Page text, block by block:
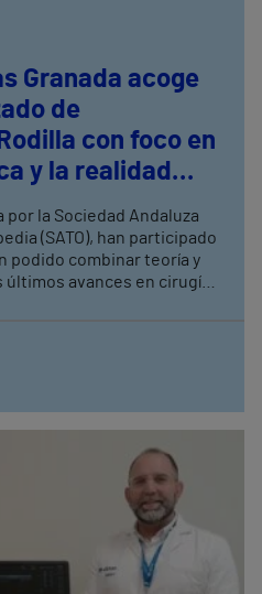
Granada acoge
de
con foco en
y la realidad
por la Sociedad Andaluza
(SATO), han participado
podido combinar teoría y
últimos avances en cirugía